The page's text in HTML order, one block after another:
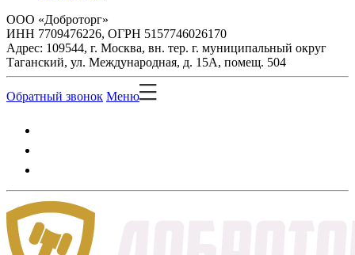
ООО «Доброторг»
ИНН 7709476226, ОГРН 5157746026170
Адрес: 109544, г. Москва, вн. тер. г. муниципальный округ
Таганский, ул. Международная, д. 15А, помещ. 504
Обратный звонок Меню